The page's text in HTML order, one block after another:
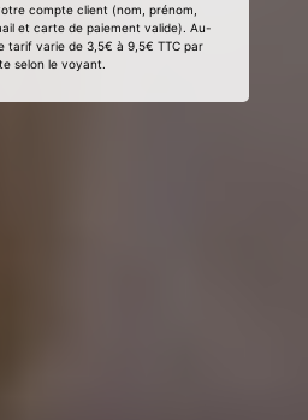
compte client (nom, prénom,
et carte de paiement valide). Au-
tarif varie de 3,5€ à 9,5€ TTC par
selon le voyant.